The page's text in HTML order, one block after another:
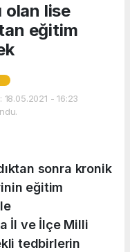
olan lise
eğitim
18.05.2021 - 16:23
sonra kronik
eğitim
İl ve İlçe Milli
tedbirlerin